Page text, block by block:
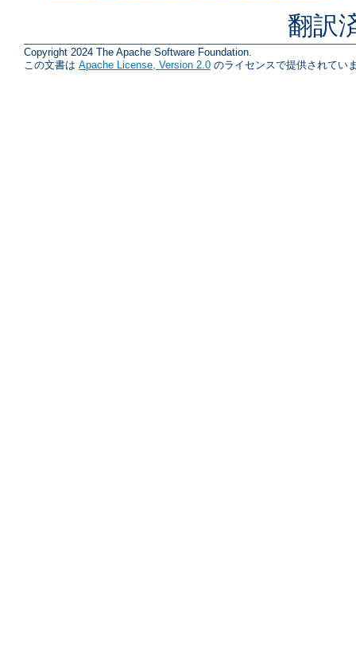
翻訳
Copyright 2024 The Apache Software Foundation.
この文書は Apache License, Version 2.0 のライセンスで提供されてい